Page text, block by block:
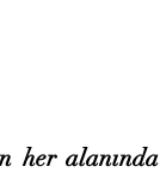
her alanında